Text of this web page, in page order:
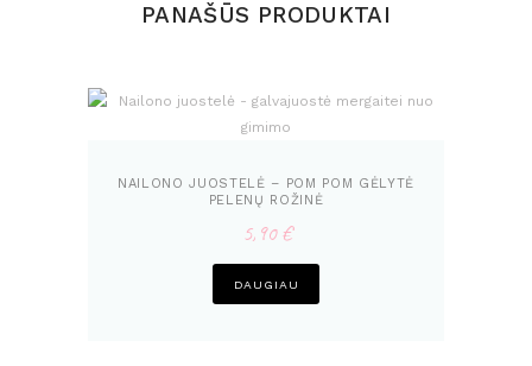
PANAŠŪS PRODUKTAI
NAILONO JUOSTELĖ – POM POM GĖLYTĖ
PELENŲ ROŽINĖ
5,90€
DAUGIAU